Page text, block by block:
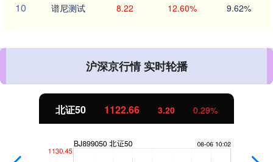
10 谱尼测试 8.22 12.60% 9.62%
沪深京行情 实时轮播
北证50 1122.66 3.20 0.29%